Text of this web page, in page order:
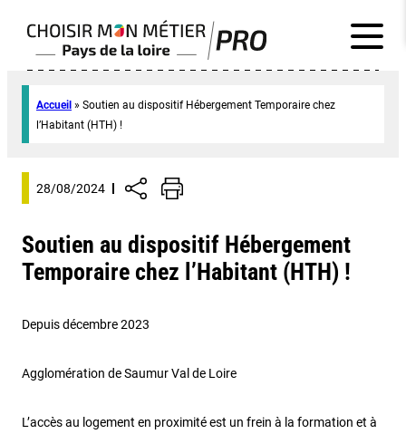
Accueil » Soutien au dispositif Hébergement Temporaire chez
l’Habitant (HTH) !
28/08/2024
Soutien au dispositif Hébergement
Temporaire chez l’Habitant (HTH) !
Depuis décembre 2023
Agglomération de Saumur Val de Loire
L’accès au logement en proximité est un frein à la formation et à